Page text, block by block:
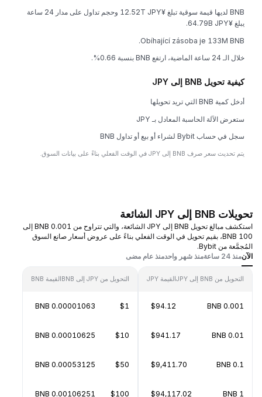
BNB لديها قيمة سوقية تبلغ ¥12.52T JPY وحجم تداول على مدار 24 ساعة
يبلغ ¥64.79B JPY.
Obíhající zásoba je 133M BNB.
خلال الـ 24 ساعة الماضية، ارتفع BNB بنسبة 0.66%.
كيفية تحويل BNB إلى JPY
أدخل كمية BNB التي تريد تحويلها
ستعرض الآلة الحاسبة المعادل بـ JPY
سجل في حساب Bybit لشراء أو بيع أو تداول BNB
يتم تحديث سعر صرف BNB إلى JPY في الوقت الفعلي بناءً على بيانات السوق.
تحويلات BNB إلى JPY الشائعة
استكشف مبالغ تحويل BNB إلى JPY الشائعة، والتي تتراوح من 0.001 BNB إلى
100 BNB، بقيم تحويل في الوقت الفعلي بناءً على عروض أسعار صانع السوق
المُجمَّعة من Bybit.
الآنمنذ 24 ساعة منذ شهر واحدمنذ عام مضى
التحويل من BNB إلى JPY القيمة JPY
0.001 BNB
$94.12
0.01 BNB
$941.17
0.1 BNB
$9,411.70
1 BNB
$94,117.02
التحويل من JPY إلى BNB القيمة BNB
$1
0.00001063 BNB
$10
0.00010625 BNB
$50
0.00053125 BNB
$100
0.00106251 BNB